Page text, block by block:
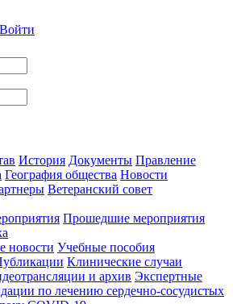
Войти
История Документы Правление
География общества Новости
Ветеранский совет
Прошедшие мероприятия
новости Учебные пособия
Клинические случаи
и архив Экспертные
по лечению сердечно-сосудистых